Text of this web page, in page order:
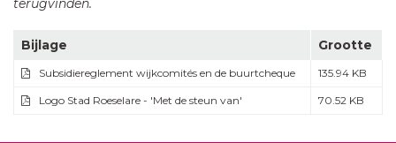
terugvinden.
Bijlage Grootte
Subsidiereglement wijkcomités en de buurtcheque 135.94 KB
Logo Stad Roeselare - 'Met de steun van' 70.52 KB